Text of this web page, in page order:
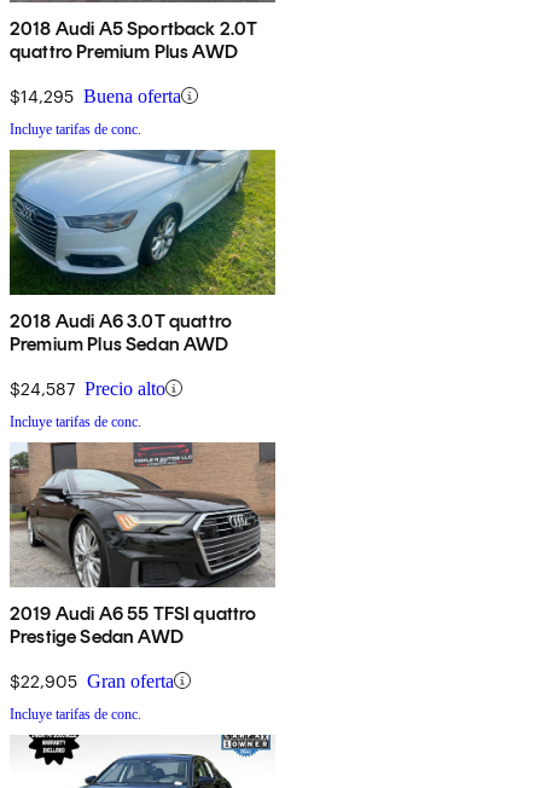
2018 Audi A5 Sportback 2.0T
quattro Premium Plus AWD
$14,295 Buena oferta
Incluye tarifas de conc.
2018 Audi A6 3.0T quattro
Premium Plus Sedan AWD
$24,587 Precio alto
Incluye tarifas de conc.
2019 Audi A6 55 TFSI quattro
Prestige Sedan AWD
$22,905 Gran oferta
Incluye tarifas de conc.